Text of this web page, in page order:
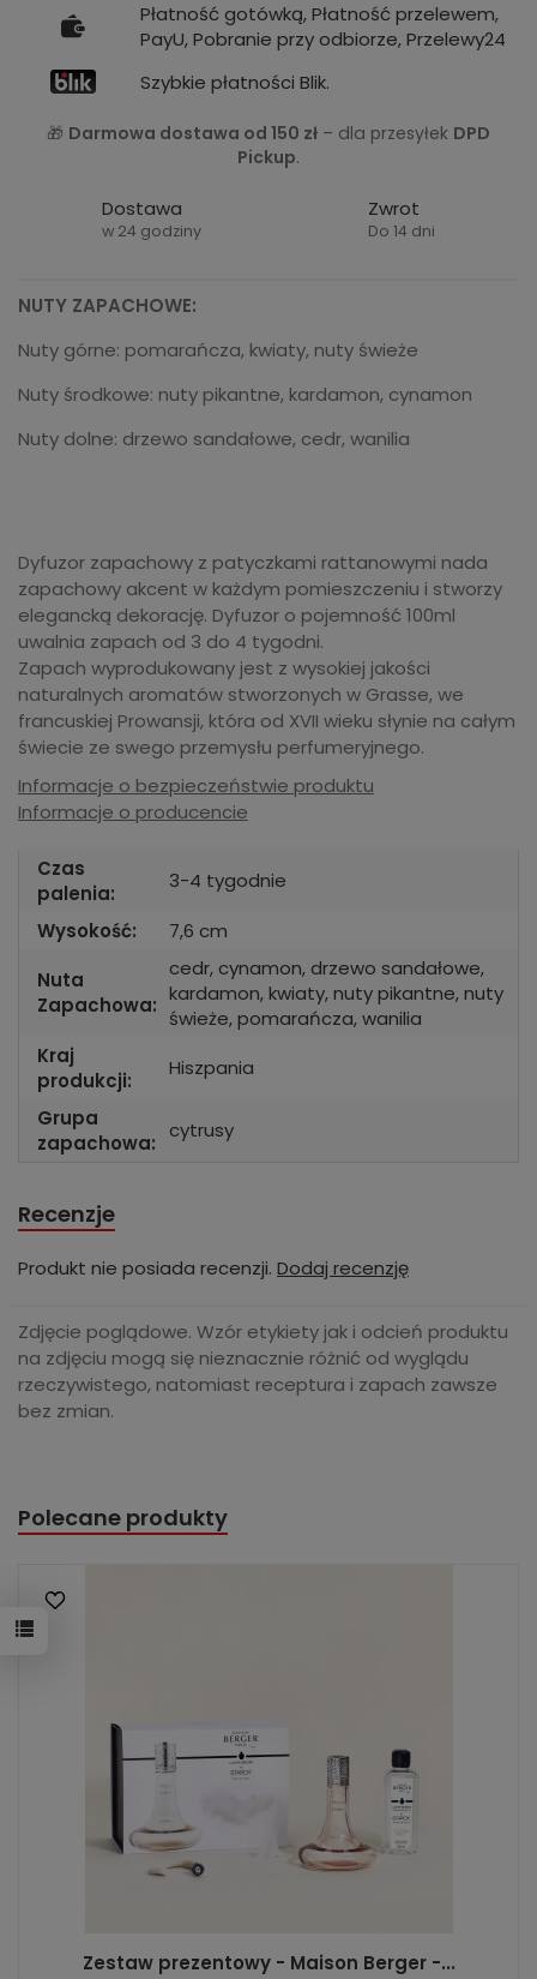
Płatność gotówką, Płatność przelewem,
PayU, Pobranie przy odbiorze, Przelewy24
Szybkie płatności Blik.
🎁 Darmowa dostawa od 150 zł – dla przesyłek DPD
Pickup.
Dostawa
w 24 godziny
Zwrot
Do 14 dni
NUTY ZAPACHOWE:
Nuty górne: pomarańcza, kwiaty, nuty świeże
Nuty środkowe: nuty pikantne, kardamon, cynamon
Nuty dolne: drzewo sandałowe, cedr, wanilia
Dyfuzor zapachowy z patyczkami rattanowymi nada
zapachowy akcent w każdym pomieszczeniu i stworzy
elegancką dekorację. Dyfuzor o pojemność 100ml
uwalnia zapach od 3 do 4 tygodni.
Zapach wyprodukowany jest z wysokiej jakości
naturalnych aromatów stworzonych w Grasse, we
francuskiej Prowansji, która od XVII wieku słynie na całym
świecie ze swego przemysłu perfumeryjnego.
Informacje o bezpieczeństwie produktu
Informacje o producencie
Czas
palenia:
3-4 tygodnie
Wysokość:
7,6 cm
Nuta
Zapachowa:
cedr, cynamon, drzewo sandałowe,
kardamon, kwiaty, nuty pikantne, nuty
świeże, pomarańcza, wanilia
Kraj
produkcji:
Hiszpania
Grupa
zapachowa:
cytrusy
Recenzje
Produkt nie posiada recenzji. Dodaj recenzję
Zdjęcie poglądowe. Wzór etykiety jak i odcień produktu
na zdjęciu mogą się nieznacznie różnić od wyglądu
rzeczywistego, natomiast receptura i zapach zawsze
bez zmian.
Polecane produkty
Zestaw prezentowy - Maison Berger -...